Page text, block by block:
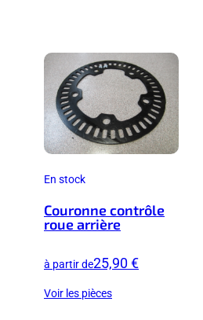
En stock
Couronne contrôle
roue arrière
à partir de25,90 €
Voir les pièces